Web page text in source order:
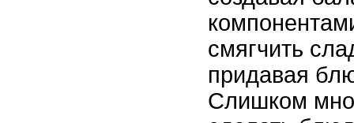
смягчить
придавая
Слишком